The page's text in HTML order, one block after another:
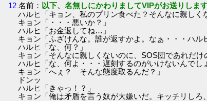
12 名前： 以下、名無しにかわりましてVIPがお送りします
ハルヒ「キョン、私のプリン食べた？そんなに親しく
キョン「・・・悪いか？」
ハルヒ「お金返してね…」
キョン「ふざけんな。誰が返すかよ。なぁ・・・ハル
ハルヒ「な、何？」
キョン「そんなに親しくないのに、SOS団であれだけ
ハルヒ「な、何よ・・・遅刻するのがいけないんでし
キョン「へぇ？ そんな態度取るんだ？」
ドンッ
ハルヒ「きゃっ！？」
キョン「俺は矛盾を言う奴が大嫌いだ。キッチリしろ